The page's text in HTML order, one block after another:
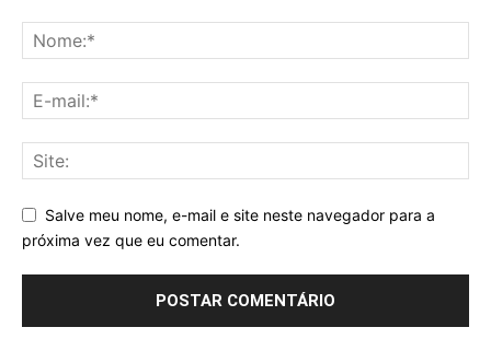
Salve meu nome, e-mail e site neste navegador para a
próxima vez que eu comentar.